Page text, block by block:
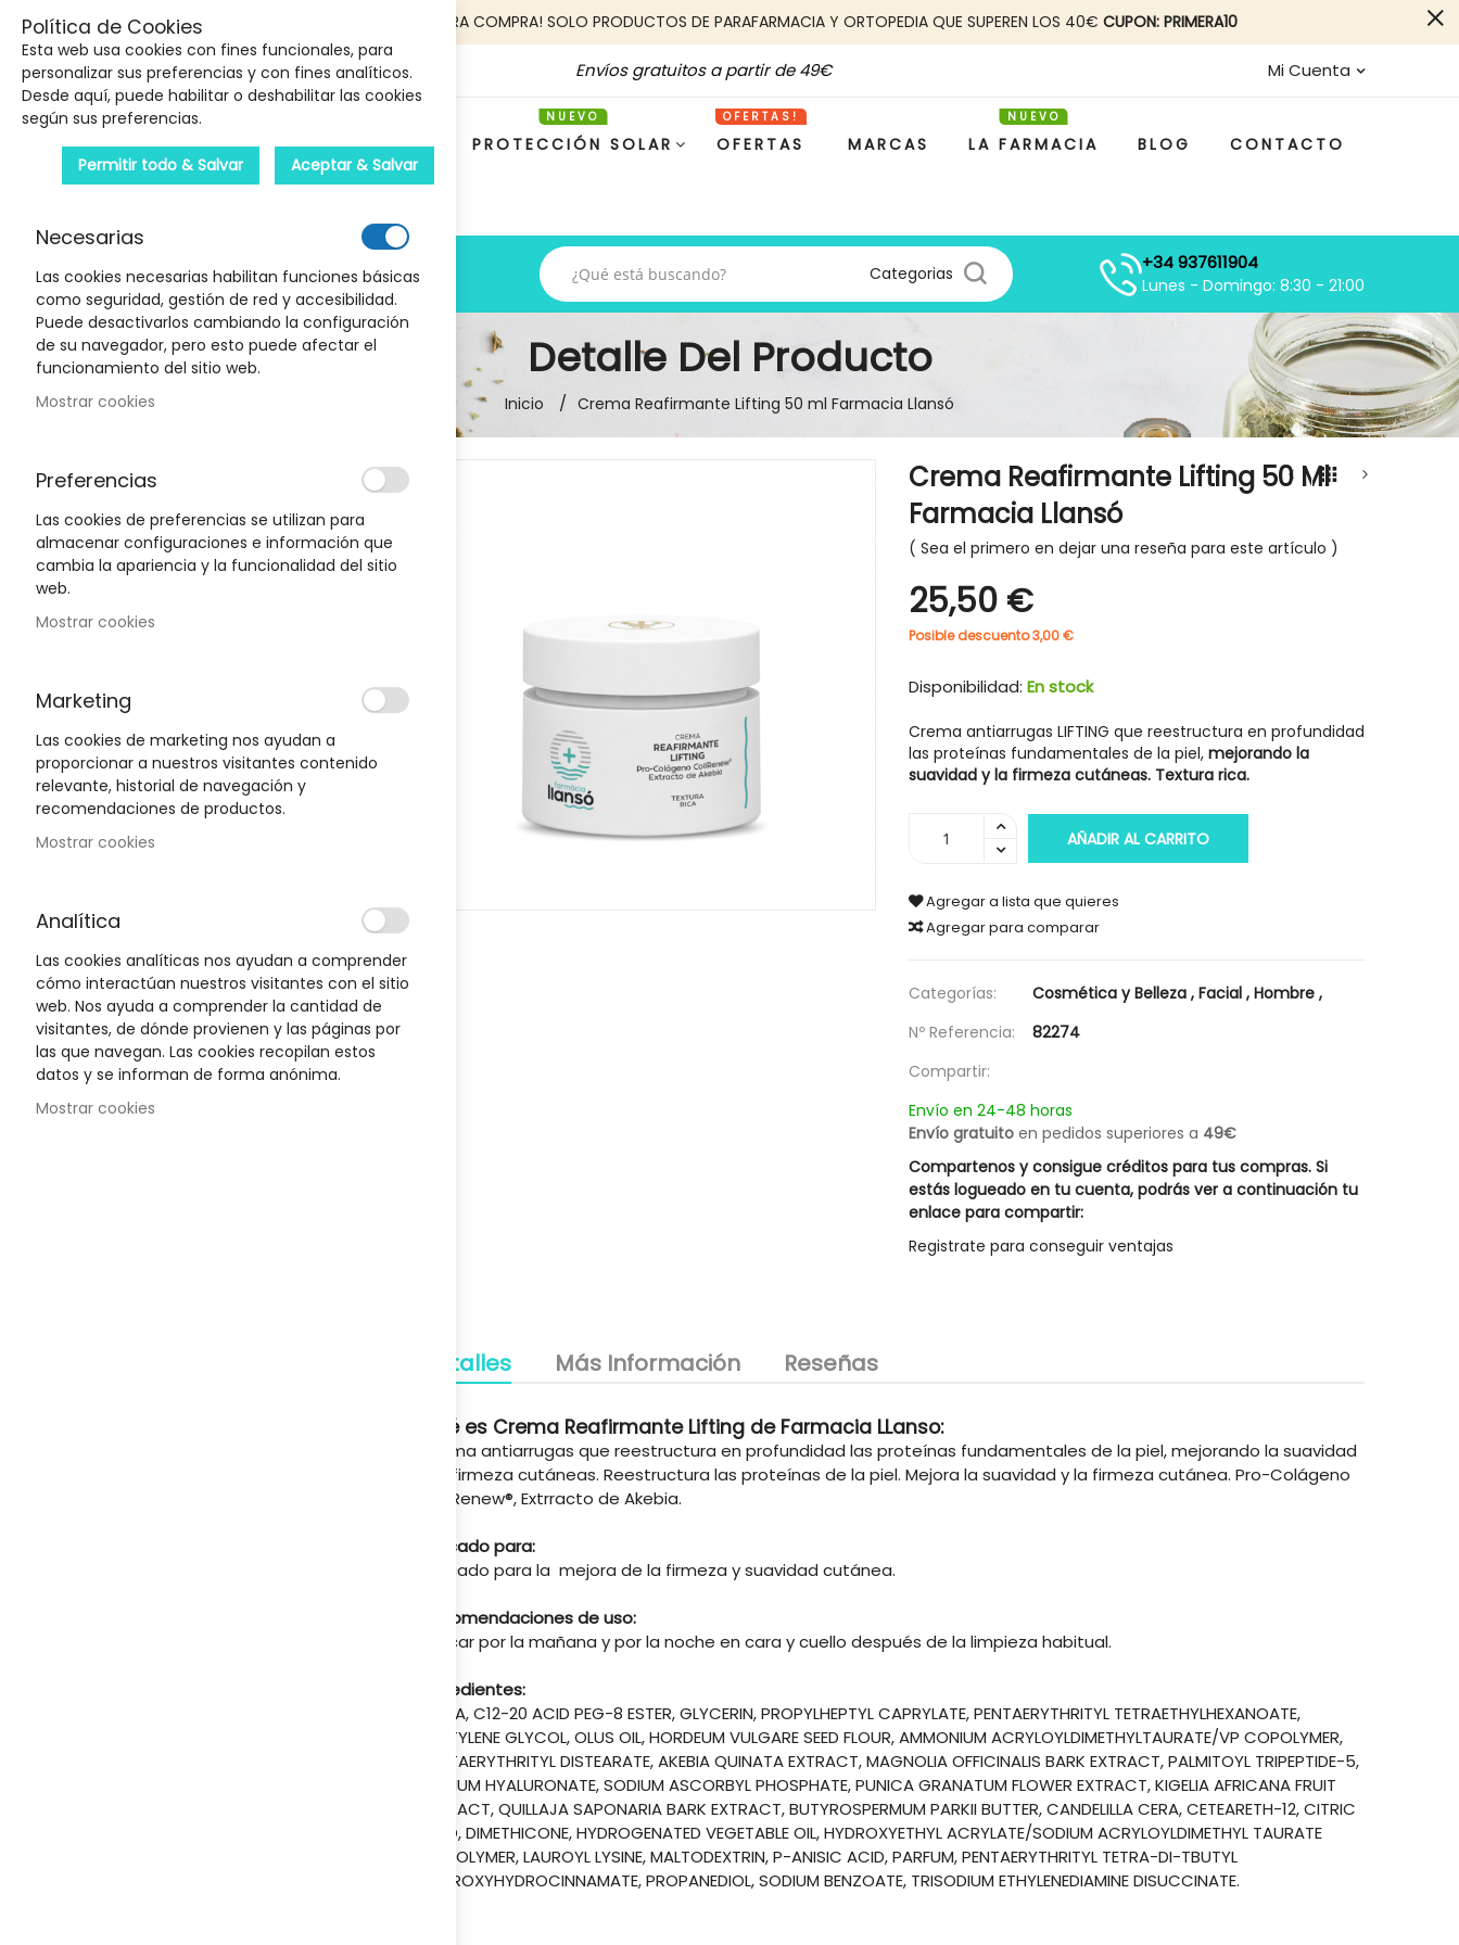
5€ DE DESCUENTO EN TU PRIMERA COMPRA! SOLO PRODUCTOS DE PARAFARMACIA Y ORTOPEDIA QUE SUPEREN LOS 40€ CUPON: PRIMERA10
Envíos gratuitos a partir de 49€ Mi Cuenta
PROTECCIÓN SOLAR OFERTAS MARCAS LA FARMACIA BLOG CONTACTO
PRODUCTOS Categorias +34 937611904
Lunes - Domingo: 8:30 - 21:00
Detalle Del Producto
Inicio Crema Reafirmante Lifting 50 ml Farmacia Llansó
Crema Reafirmante Lifting 50 Ml
Farmacia Llansó
Sea el primero en dejar una reseña para este artículo
25,50 €
Posible descuento 3,00 €
Disponibilidad: En stock
​​Crema antiarrugas LIFTING que reestructura en profundidad
las proteínas fundamentales de la piel, mejorando la
suavidad y la firmeza cutáneas. Textura rica.
AÑADIR AL CARRITO
Agregar a lista que quieres
Agregar para comparar
Categorías: Cosmética y Belleza , Facial , Hombre ,
Nº Referencia:
82274
Compartir:
Envío en 24-48 horas
Envío gratuito en pedidos superiores a 49€
Compartenos y consigue créditos para tus compras. Si
estás logueado en tu cuenta, podrás ver a continuación tu
enlace para compartir:
Registrate para conseguir ventajas
Detalles Más Información Reseñas
Qué es Crema Reafirmante Lifting de Farmacia LLanso:
Crema antiarrugas que reestructura en profundidad las proteínas fundamentales de la piel, mejorando la suavidad
y la firmeza cutáneas. ​Reestructura las proteínas de la piel. Mejora la suavidad y la firmeza cutánea. Pro-Colágeno
CollRenew®, Extrracto de Akebia.
Indicado para:
Indicado para la mejora de la firmeza y suavidad cutánea.
Recomendaciones de uso:
​Aplicar por la mañana y por la noche en cara y cuello después de la limpieza habitual.​
Ingredientes:
AQUA, C12-20 ACID PEG-8 ESTER, GLYCERIN, PROPYLHEPTYL CAPRYLATE, PENTAERYTHRITYL TETRAETHYLHEXANOATE,
PENTYLENE GLYCOL, OLUS OIL, HORDEUM VULGARE SEED FLOUR, AMMONIUM ACRYLOYLDIMETHYLTAURATE/VP COPOLYMER,
PENTAERYTHRITYL DISTEARATE, AKEBIA QUINATA EXTRACT, MAGNOLIA OFFICINALIS BARK EXTRACT, PALMITOYL TRIPEPTIDE-5,
SODIUM HYALURONATE, SODIUM ASCORBYL PHOSPHATE, PUNICA GRANATUM FLOWER EXTRACT, KIGELIA AFRICANA FRUIT
EXTRACT, QUILLAJA SAPONARIA BARK EXTRACT, BUTYROSPERMUM PARKII BUTTER, CANDELILLA CERA, CETEARETH-12, CITRIC
ACID, DIMETHICONE, HYDROGENATED VEGETABLE OIL, HYDROXYETHYL ACRYLATE/SODIUM ACRYLOYLDIMETHYL TAURATE
COPOLYMER, LAUROYL LYSINE, MALTODEXTRIN, P-ANISIC ACID, PARFUM, PENTAERYTHRITYL TETRA-DI-TBUTYL
HYDROXYHYDROCINNAMATE, PROPANEDIOL, SODIUM BENZOATE, TRISODIUM ETHYLENEDIAMINE DISUCCINATE.
Marcas
Oportunidad!
Silver Hair
HIGIENE Y SALUD
Biotyne Innovative Rueber
34,27 €
Posible descuento 3,00 €
48,95 €
-30%
Champu Dermopel 400 Ml
-30%
Champú Descamaciones Liposín
Posible descuento 3,00 €
Champú
Política de Cookies
Esta web usa cookies con fines funcionales, para
personalizar sus preferencias y con fines analíticos.
Desde aquí, puede habilitar o deshabilitar las cookies
según sus preferencias.
Permitir todo & Salvar Aceptar & Salvar
Necesarias
Las cookies necesarias habilitan funciones básicas
como seguridad, gestión de red y accesibilidad.
Puede desactivarlos cambiando la configuración
de su navegador, pero esto puede afectar el
funcionamiento del sitio web.
Mostrar cookies
Preferencias
Las cookies de preferencias se utilizan para
almacenar configuraciones e información que
cambia la apariencia y la funcionalidad del sitio
web.
Mostrar cookies
Marketing
Las cookies de marketing nos ayudan a
proporcionar a nuestros visitantes contenido
relevante, historial de navegación y
recomendaciones de productos.
Mostrar cookies
Analítica
Las cookies analíticas nos ayudan a comprender
cómo interactúan nuestros visitantes con el sitio
web. Nos ayuda a comprender la cantidad de
visitantes, de dónde provienen y las páginas por
las que navegan. Las cookies recopilan estos
datos y se informan de forma anónima.
Mostrar cookies